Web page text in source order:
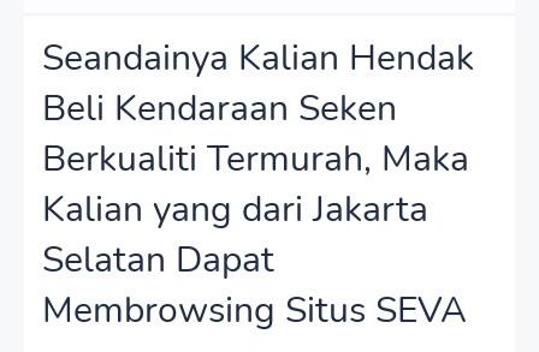
Seandainya Kalian Hendak
Beli Kendaraan Seken
Berkualiti Termurah, Maka
Kalian yang dari Jakarta
Selatan Dapat
Membrowsing Situs SEVA